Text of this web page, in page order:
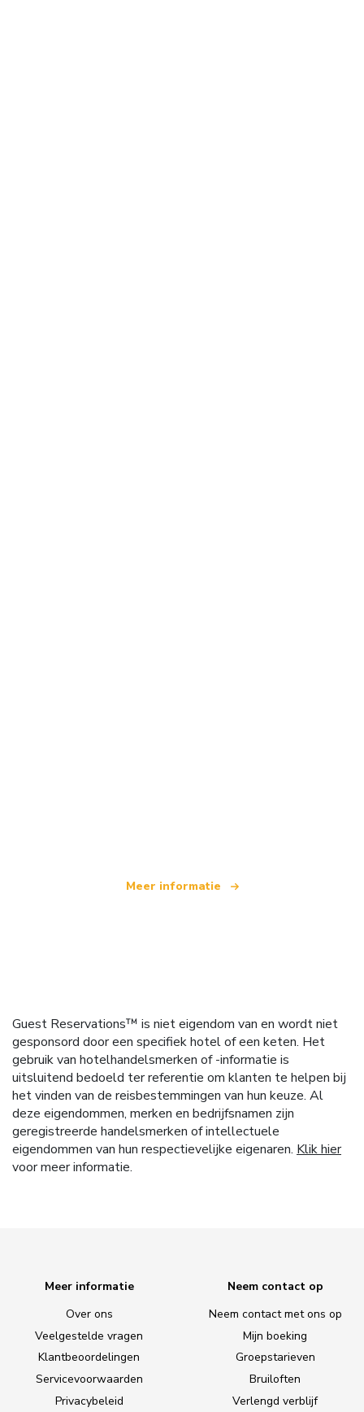
Meer informatie
Guest Reservations™ is niet eigendom van en wordt niet
gesponsord door een specifiek hotel of een keten. Het
gebruik van hotelhandelsmerken of -informatie is
uitsluitend bedoeld ter referentie om klanten te helpen bij
het vinden van de reisbestemmingen van hun keuze. Al
deze eigendommen, merken en bedrijfsnamen zijn
geregistreerde handelsmerken of intellectuele
eigendommen van hun respectievelijke eigenaren. Klik hier
voor meer informatie.
Meer informatie
Over ons
Veelgestelde vragen
Klantbeoordelingen
Servicevoorwaarden
Privacybeleid
Neem contact op
Neem contact met ons op
Mijn boeking
Groepstarieven
Bruiloften
Verlengd verblijf